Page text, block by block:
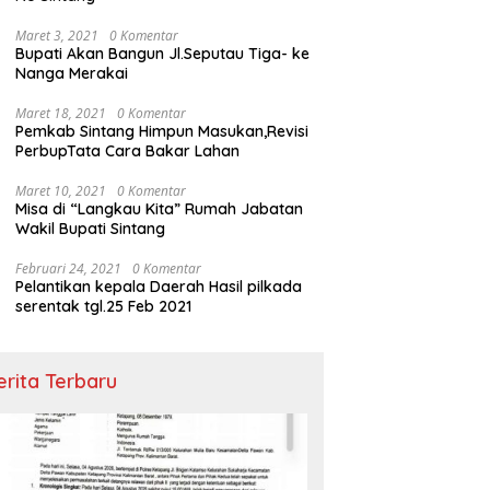
Maret 3, 2021 0 Komentar
Bupati Akan Bangun Jl.Seputau Tiga- ke
Nanga Merakai
Maret 18, 2021 0 Komentar
Pemkab Sintang Himpun Masukan,Revisi
PerbupTata Cara Bakar Lahan
Maret 10, 2021 0 Komentar
Misa di “Langkau Kita” Rumah Jabatan
Wakil Bupati Sintang
Februari 24, 2021 0 Komentar
Pelantikan kepala Daerah Hasil pilkada
serentak tgl.25 Feb 2021
Terbaru